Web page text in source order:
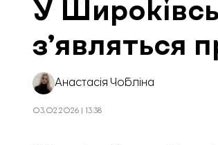
У
зʼявляться
Анастасія Чобліна
03.02.2026 | 13:38